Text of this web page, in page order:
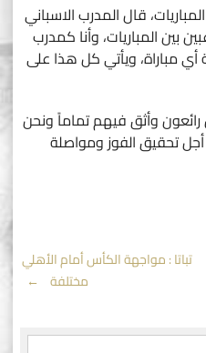
قال المدرب الاسباني
بين المباريات، وأنا كمدرب
11 لاعب لبداية أي مباراة، ويأتي كل هذا على
رائعون وأثق فيهم تماماً ونحن
تحقيق الفوز ومواصلة
تباتا : مواجهة الكأس أمام الأهلي
مختلفة →